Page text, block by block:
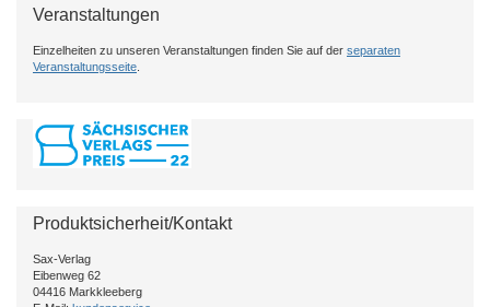
Veranstaltungen
Einzelheiten zu unseren Veranstaltungen finden Sie auf der separaten
Veranstaltungsseite
Produktsicherheit/Kontakt
Sax-Verlag
Eibenweg 62
04416 Markkleeberg